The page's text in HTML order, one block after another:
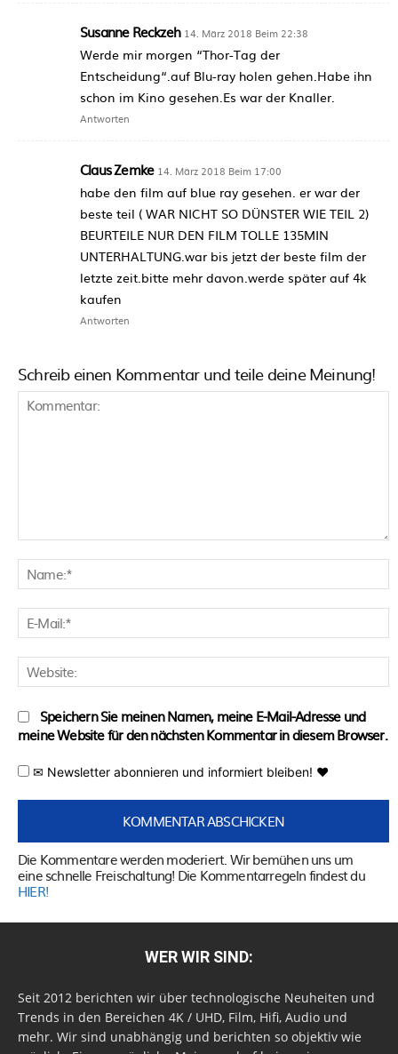
Susanne Reckzeh 14. März 2018 Beim 22:38
Werde mir morgen “Thor-Tag der
Entscheidung“.auf Blu-ray holen gehen.Habe ihn
schon im Kino gesehen.Es war der Knaller.
Antworten
Claus Zemke 14. März 2018 Beim 17:00
habe den film auf blue ray gesehen. er war der
beste teil ( WAR NICHT SO DÜNSTER WIE TEIL 2)
BEURTEILE NUR DEN FILM TOLLE 135MIN
UNTERHALTUNG.war bis jetzt der beste film der
letzte zeit.bitte mehr davon.werde später auf 4k
kaufen
Antworten
Schreib einen Kommentar und teile deine Meinung!
Speichern Sie meinen Namen, meine E-Mail-Adresse und
meine Website für den nächsten Kommentar in diesem Browser.
✉ Newsletter abonnieren und informiert bleiben! ♥
Die Kommentare werden moderiert. Wir bemühen uns um
eine schnelle Freischaltung! Die Kommentarregeln findest du
HIER!
WER WIR SIND:
Seit 2012 berichten wir über technologische Neuheiten und
Trends in den Bereichen 4K / UHD, Film, Hifi, Audio und
mehr. Wir sind unabhängig und berichten so objektiv wie